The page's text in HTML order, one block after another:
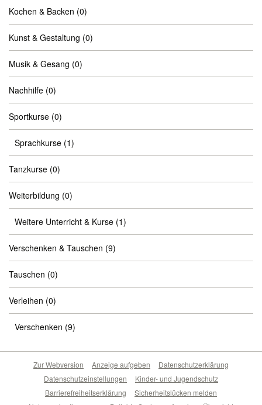
Kochen & Backen (0)
Kunst & Gestaltung (0)
Musik & Gesang (0)
Nachhilfe (0)
Sportkurse (0)
Sprachkurse (1)
Tanzkurse (0)
Weiterbildung (0)
Weitere Unterricht & Kurse (1)
Verschenken & Tauschen (9)
Tauschen (0)
Verleihen (0)
Verschenken (9)
Zur Webversion Anzeige aufgeben
Datenschutzerklärung
Datenschutzeinstellungen
Kinder- und Jugendschutz
Barrierefreiheitserklärung
Sicherheitslücken melden